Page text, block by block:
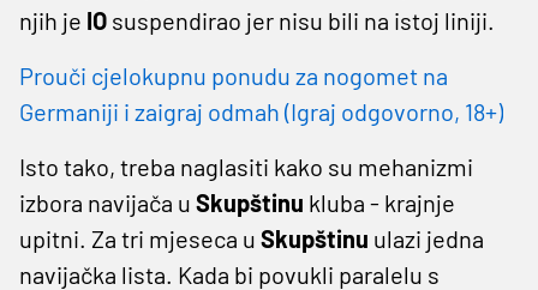
njih je IO suspendirao jer nisu bili na istoj liniji.
Prouči cjelokupnu ponudu za nogomet na
Germaniji i zaigraj odmah (Igraj odgovorno, 18+)
Isto tako, treba naglasiti kako su mehanizmi
izbora navijača u Skupštinu kluba - krajnje
upitni. Za tri mjeseca u Skupštinu ulazi jedna
navijačka lista. Kada bi povukli paralelu s